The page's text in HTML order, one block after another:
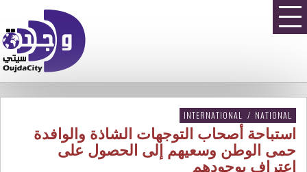
INTERNATIONAL / NATIONAL
استباحة أصحاب التوجهات الشاذة والوافدة
حمى الوطن وسعيهم إلى الحصول على
اعتراف بوجودهم